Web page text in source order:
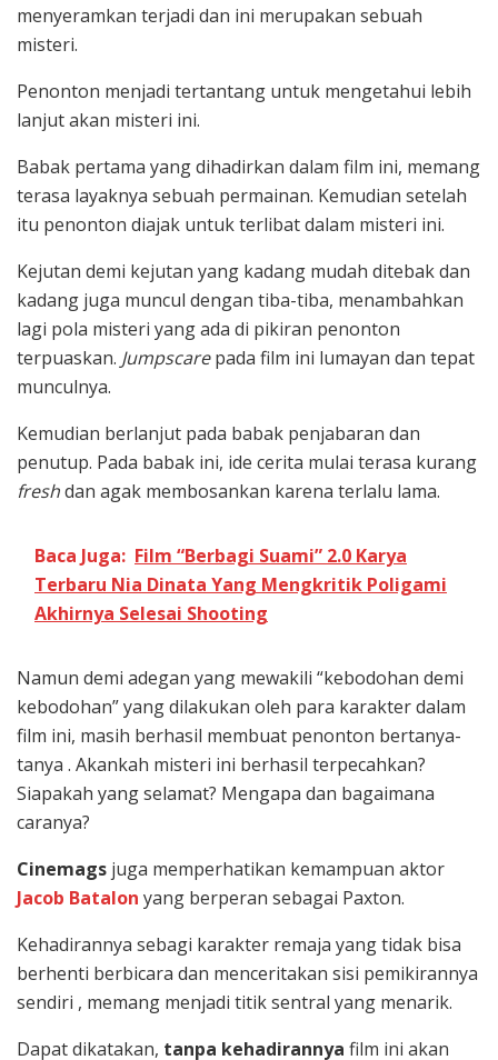
menyeramkan terjadi dan ini merupakan sebuah
misteri.
Penonton menjadi tertantang untuk mengetahui lebih
lanjut akan misteri ini.
Babak pertama yang dihadirkan dalam film ini, memang
terasa layaknya sebuah permainan. Kemudian setelah
itu penonton diajak untuk terlibat dalam misteri ini.
Kejutan demi kejutan yang kadang mudah ditebak dan
kadang juga muncul dengan tiba-tiba, menambahkan
lagi pola misteri yang ada di pikiran penonton
terpuaskan. Jumpscarepada film ini lumayan dan tepat
munculnya.
Kemudian berlanjut pada babak penjabaran dan
penutup. Pada babak ini, ide cerita mulai terasa kurang
freshdan agak membosankan karena terlalu lama.
Baca Juga: Film “Berbagi Suami” 2.0 Karya
Terbaru Nia Dinata Yang Mengkritik Poligami
Akhirnya Selesai Shooting
Namun demi adegan yang mewakili “kebodohan demi
kebodohan” yang dilakukan oleh para karakter dalam
film ini, masih berhasil membuat penonton bertanya-
tanya . Akankah misteri ini berhasil terpecahkan?
Siapakah yang selamat? Mengapa dan bagaimana
caranya?
Cinemags juga memperhatikan kemampuan aktor
Jacob Batalon yang berperan sebagai Paxton.
Kehadirannya sebagi karakter remaja yang tidak bisa
berhenti berbicara dan menceritakan sisi pemikirannya
sendiri , memang menjadi titik sentral yang menarik.
Dapat dikatakan, tanpa kehadirannya film ini akan